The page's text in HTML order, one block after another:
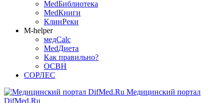
MedБиблиотека
MedКниги
КлинРеки
M-helper
медCalc
MedДиета
Как правильно?
ОСВН
СОРЛЕС
Медицинский портал
DifMed.Ru